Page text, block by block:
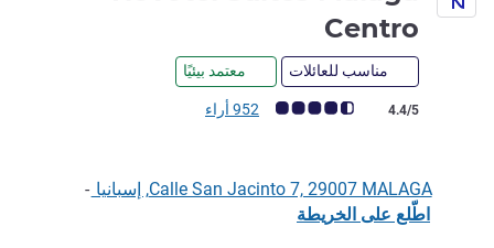
Centro
مناسب للعائلات معتمد بيئيًا
ملاحظة أراء العملاء (رأي ALL)
4.4/5 952 أراء
Calle San Jacinto 7, 29007 MALAGA, إسبانيا
-
اطّلع على الخريطة